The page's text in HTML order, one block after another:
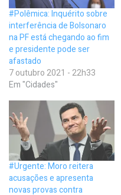
#Polêmica: Inquérito sobre
interferência de Bolsonaro
na PF está chegando ao fim
e presidente pode ser
afastado
7 outubro 2021 - 22h33
Em "Cidades"
#Urgente: Moro reitera
acusações e apresenta
novas provas contra